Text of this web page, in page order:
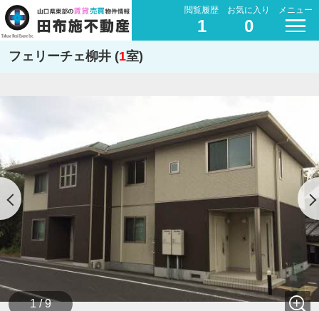
閲覧履歴
1
お気に入り
0
メニュー
フェリーチェ柳井 (1室)
1 / 9